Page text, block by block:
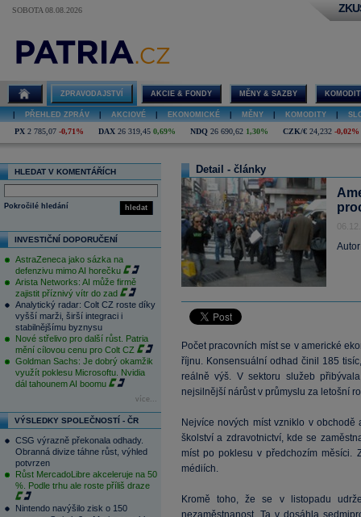
SOBOTA 08.08.2026
ZPRAVODAJSTVÍ AKCIE & FONDY MĚNY & SAZBY
PŘEHLED ZPRÁV AKCIOVÉ EKONOMICKÉ MĚNY KOMODITY
PX 2 785,07 -0,71% DAX 26 319,45 0,69% NDQ 26 690,62 1,30% CZK/€ 24,232 -0,02%
HLEDAT V KOMENTÁŘÍCH
hledat
Pokročilé hledání
INVESTIČNÍ DOPORUČENÍ
AstraZeneca jako sázka na
defenzivu mimo AI horečku
Arista Networks: AI může firmě
zajistit příznivý vítr do zad
Analytický radar: Colt CZ roste díky
vyšší marži, širší integraci i
stabilnějšímu byznysu
Nové střelivo pro další růst. Patria
mění cílovou cenu pro Colt CZ
Goldman Sachs: Je dobrý okamžik
využít poklesu Microsoftu. Nvidia
dál tahounem AI boomu
více...
VÝSLEDKY SPOLEČNOSTÍ - ČR
CSG výrazně překonala odhady.
Obranná divize táhne růst, výhled
potvrzen
Růst MercadoLibre akceleruje na 50
%. Podle trhu ale roste příliš draze
Nintendo navýšilo zisk o 150
Detail - články
Počet pracovních míst se v americké
říjnu. Konsensuální odhad činil 185
reálně výš. V sektoru služeb
nejsilnější nárůst v průmyslu za letošní
Nejvíce nových míst vzniklo v
školství a zdravotnictví, kde se
míst po poklesu v předchozím měsíci.
médiích.
Kromě toho, že se v listopadu
nezaměstnanost. Ta v dosáhla